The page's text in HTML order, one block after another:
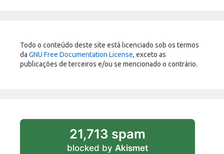
Todo o conteúdo deste site está licenciado sob os termos
da GNU Free Documentation License, exceto as
publicações de terceiros e/ou se mencionado o contrário.
21,713 spam
blocked by Akismet